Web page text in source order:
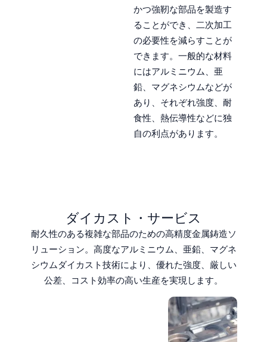
かつ強靭な部品を製造す
ることができ、二次加工
の必要性を減らすことが
できます。一般的な材料
にはアルミニウム、亜
鉛、マグネシウムなどが
あり、それぞれ強度、耐
食性、熱伝導性などに独
自の利点があります。
ダイカスト・サービス
耐久性のある複雑な部品のための高精度金属鋳造ソ
リューション。高度なアルミニウム、亜鉛、マグネ
シウムダイカスト技術により、優れた強度、厳しい
公差、コスト効率の高い生産を実現します。